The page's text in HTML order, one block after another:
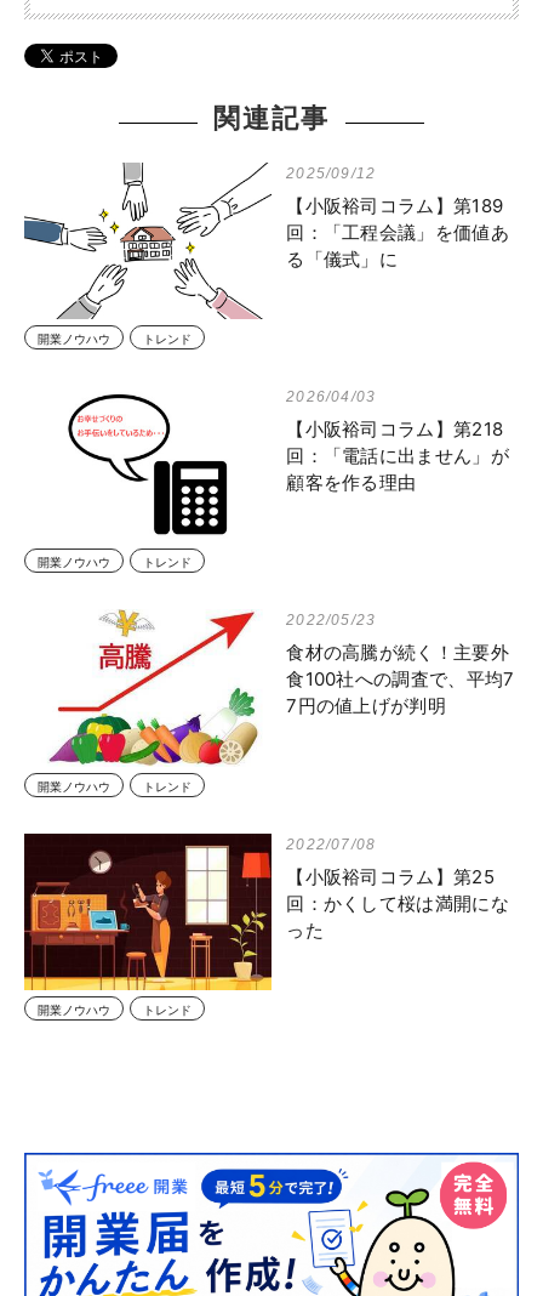
関連記事
2025/09/12
【小阪裕司コラム】第189
回：「工程会議」を価値あ
る「儀式」に
開業ノウハウ トレンド
2026/04/03
【小阪裕司コラム】第218
回：「電話に出ません」が
顧客を作る理由
開業ノウハウ トレンド
2022/05/23
食材の高騰が続く！主要外
食100社への調査で、平均7
7円の値上げが判明
開業ノウハウ トレンド
2022/07/08
【小阪裕司コラム】第25
回：かくして桜は満開にな
った
開業ノウハウ トレンド